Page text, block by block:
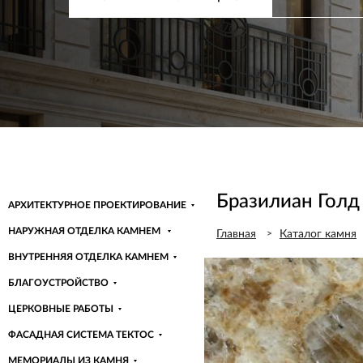
СКАЧАТЬ ПРЕЗЕНТАЦИЮ
Узнать больше
СКАЧАТЬ ПРЕЗЕНТАЦИЮ
СКАЧАТЬ ПРЕЗЕНТАЦИЮ
СКАЧАТЬ ПРЕЗЕНТАЦИЮ
АРХИТЕКТУРНОЕ ПРОЕКТИРОВАНИЕ
НАРУЖНАЯ ОТДЕЛКА КАМНЕМ
ВНУТРЕННЯЯ ОТДЕЛКА КАМНЕМ
БЛАГОУСТРОЙСТВО
ЦЕРКОВНЫЕ РАБОТЫ
ФАСАДНАЯ СИСТЕМА ТЕКТОС
МЕМОРИАЛЫ ИЗ КАМНЯ
Бразилиан
Главная Каталог камня